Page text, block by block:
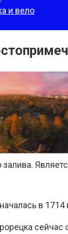
и вело
залива.
в
сейчас